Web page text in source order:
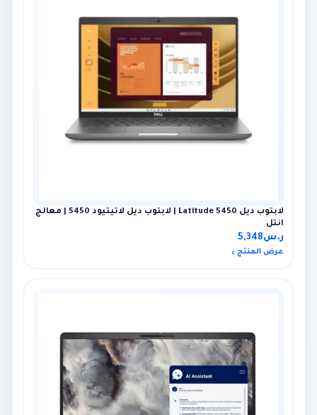
لابتوب ديل Latitude 5450 | لابتوب ديل لاتيتيود 5450 | معالج
انتل
ر.س5,348
عرض المنتج